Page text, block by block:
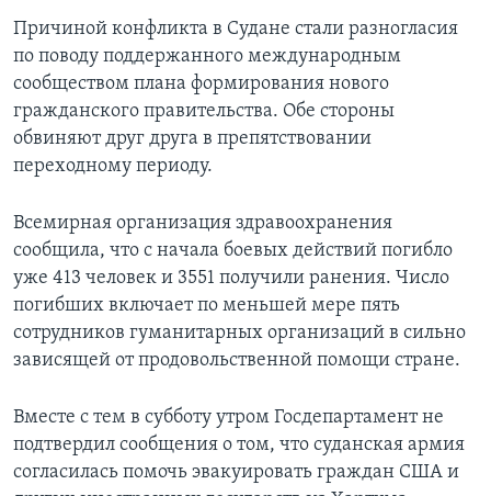
Причиной конфликта в Судане стали разногласия
по поводу поддержанного международным
сообществом плана формирования нового
гражданского правительства. Обе стороны
обвиняют друг друга в препятствовании
переходному периоду.
Всемирная организация здравоохранения
сообщила, что с начала боевых действий погибло
уже 413 человек и 3551 получили ранения. Число
погибших включает по меньшей мере пять
сотрудников гуманитарных организаций в сильно
зависящей от продовольственной помощи стране.
Вместе с тем в субботу утром Госдепартамент не
подтвердил сообщения о том, что суданская армия
согласилась помочь эвакуировать граждан США и